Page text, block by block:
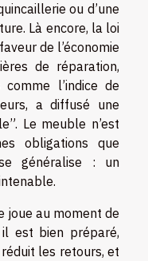
ou d’une
Là encore, la loi
de l’économie
de réparation,
l’indice de
a diffusé une
Le meuble n’est
obligations que
généralise : un
joue au moment de
est bien préparé,
les retours, et